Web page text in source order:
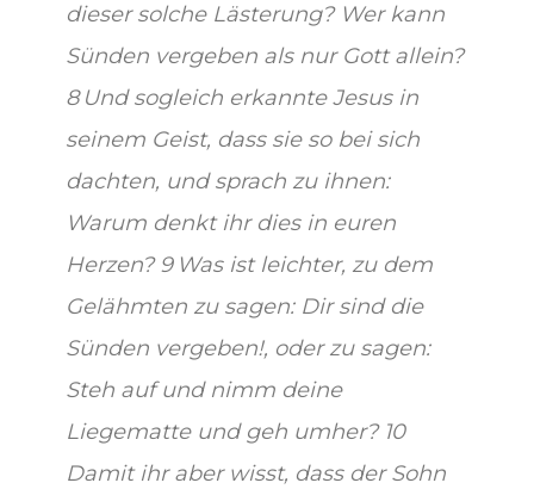
dieser solche Lästerung? Wer kann
Sünden vergeben als nur Gott allein?
8 Und sogleich erkannte Jesus in
seinem Geist, dass sie so bei sich
dachten, und sprach zu ihnen:
Warum denkt ihr dies in euren
Herzen? 9 Was ist leichter, zu dem
Gelähmten zu sagen: Dir sind die
Sünden vergeben!, oder zu sagen:
Steh auf und nimm deine
Liegematte und geh umher? 10
Damit ihr aber wisst, dass der Sohn